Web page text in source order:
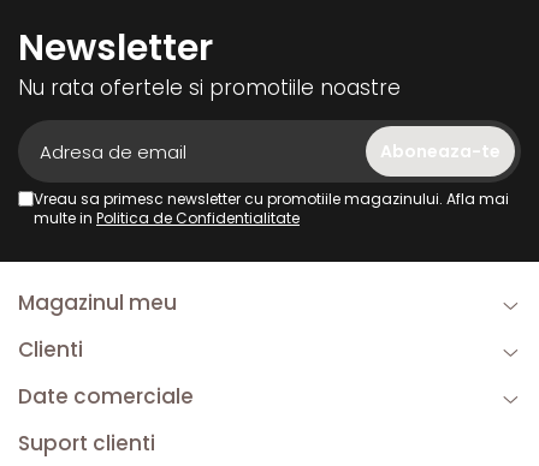
Newsletter
Nu rata ofertele si promotiile noastre
Vreau sa primesc newsletter cu promotiile magazinului. Afla mai
multe in Politica de Confidentialitate
Magazinul meu
Clienti
Date comerciale
Suport clienti